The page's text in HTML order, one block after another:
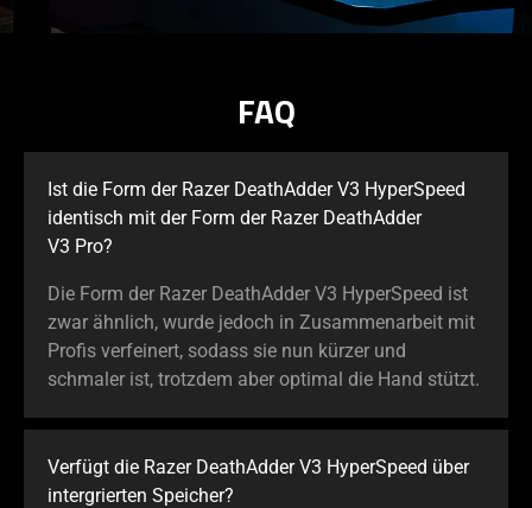
FAQ
Ist die Form der Razer DeathAdder V3 HyperSpeed
identisch mit der Form der Razer DeathAdder
V3 Pro?
Die Form der Razer DeathAdder V3 HyperSpeed ist
zwar ähnlich, wurde jedoch in Zusammenarbeit mit
Profis verfeinert, sodass sie nun kürzer und
schmaler ist, trotzdem aber optimal die Hand stützt.
Verfügt die Razer DeathAdder V3 HyperSpeed über
intergrierten Speicher?